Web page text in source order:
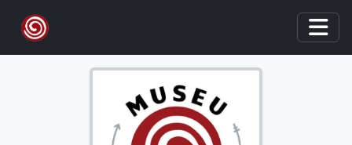
Skip to main content